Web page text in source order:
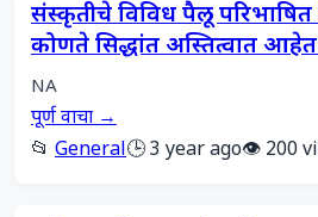
संस्कृतीचे विविध पैलू
कोणते सिद्धांत अस्तित्वात
NA
पूर्ण वाचा →
📂 General🕒 3 year ago👁️ 200